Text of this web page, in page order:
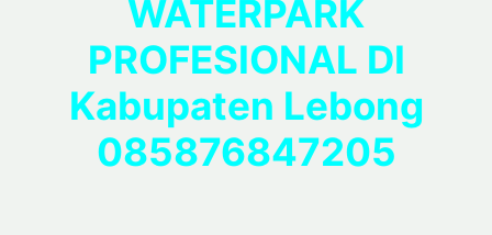
WATERPARK
PROFESIONAL DI
Kabupaten Lebong
085876847205